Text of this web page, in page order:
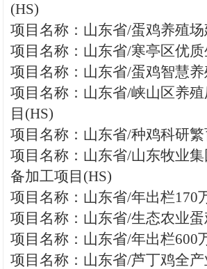
(HS)
项目名称：山东省/蛋鸡养殖
项目名称：山东省/寒亭区优
项目名称：山东省/蛋鸡智慧
项目名称：山东省/峡山区养
目(HS)
项目名称：山东省/种鸡科研
项目名称：山东省/山东牧业
备加工项目(HS)
项目名称：山东省/年出栏170
项目名称：山东省/生态农业
项目名称：山东省/年出栏600
项目名称：山东省/芦丁鸡全